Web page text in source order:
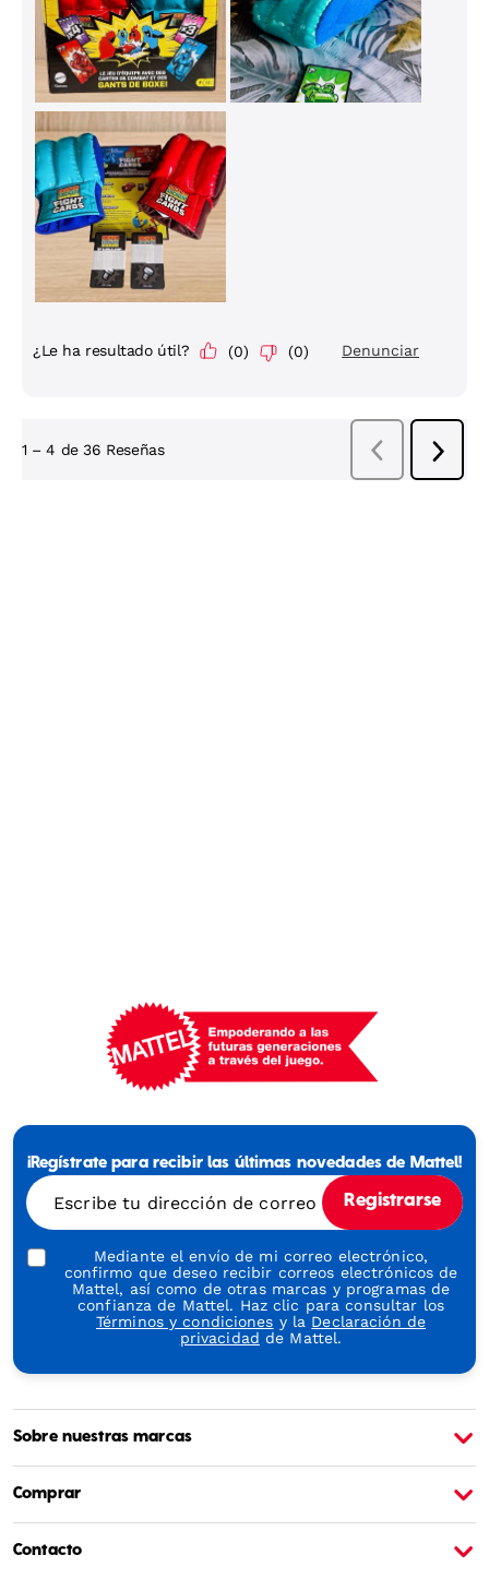
-
Generations
Play
¡Regístrate para recibir las últimas novedades de Mattel!
Escribe tu dirección de correo electrónico
Registrarse
Mediante el envío de mi correo electrónico,
confirmo que deseo recibir correos electrónicos de
Mattel, así como de otras marcas y programas de
confianza de Mattel. Haz clic para consultar los
Términos y condiciones y la Declaración de
privacidad de Mattel.
Sobre nuestras marcas
Comprar
Contacto